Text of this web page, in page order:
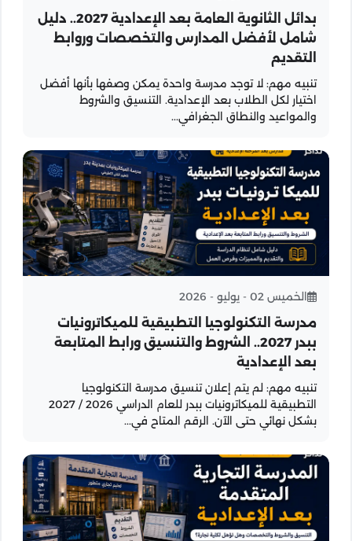
بدائل الثانوية العامة بعد الإعدادية 2027.. دليل
شامل لأفضل المدارس والتخصصات وروابط
التقديم
تنبيه مهم: لا توجد مدرسة واحدة يمكن وصفها بأنها أفضل
اختيار لكل الطلاب بعد الإعدادية. التنسيق والشروط
والمواعيد والنطاق الجغرافي...
الخميس 02 - يوليو - 2026
مدرسة التكنولوجيا التطبيقية للميكاترونيات
ببدر 2027.. الشروط والتنسيق ورابط المتابعة
بعد الإعدادية
تنبيه مهم: لم يتم إعلان تنسيق مدرسة التكنولوجيا
التطبيقية للميكاترونيات ببدر للعام الدراسي 2026 / 2027
بشكل نهائي حتى الآن. الرقم المتاح في...